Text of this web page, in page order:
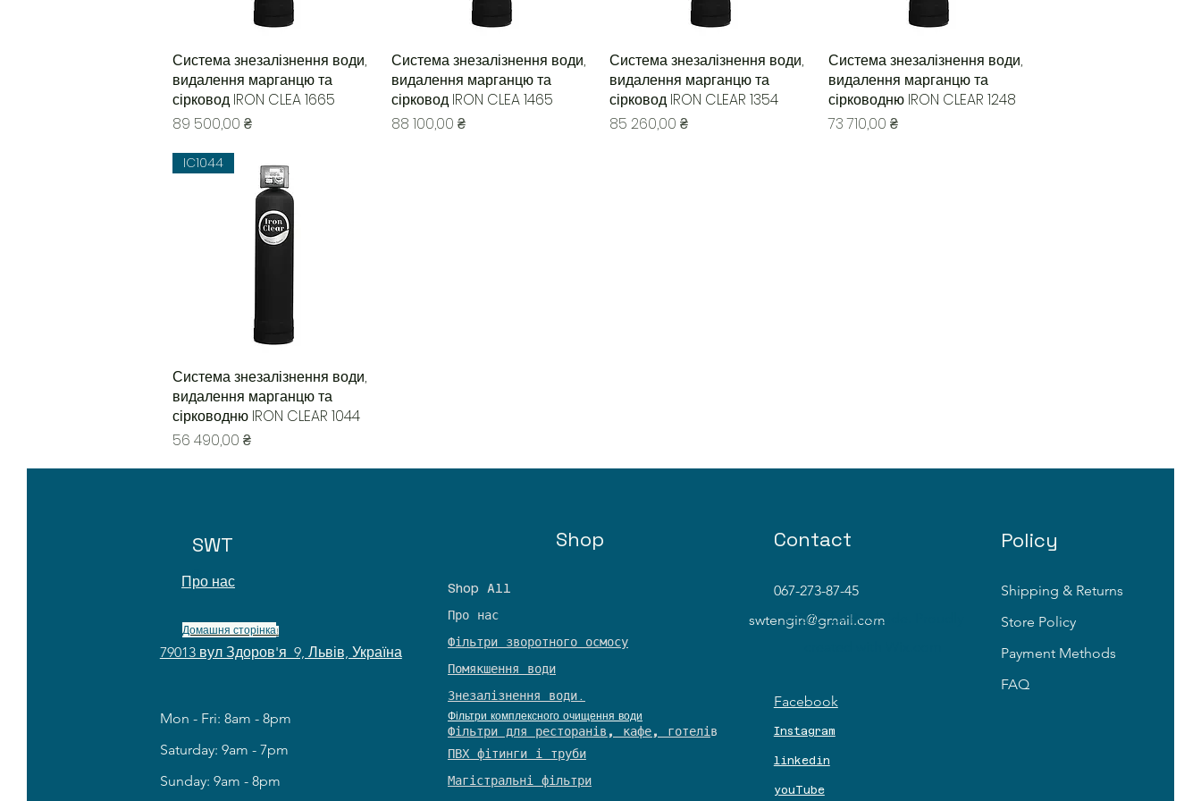
Быстрый просмотр
Система знезалізнення води,
видалення марганцю та
сірковод IRON CLEA 1665
Цена
89 500,00 ₴
Быстрый просмотр
Система знезалізнення води,
видалення марганцю та
сірковод IRON CLEA 1465
Цена
88 100,00 ₴
Быстрый просмотр
Система знезалізнення води,
видалення марганцю та
сірковод IRON CLEAR 1354
Цена
85 260,00 ₴
Быстрый просмотр
Система знезалізнення води,
видалення марганцю та
сірководню IRON CLEAR 1248
Цена
73 710,00 ₴
Быстрый просмотр
IC1044
Система знезалізнення води,
видалення марганцю та
сірководню IRON CLEAR 1044
Цена
56 490,00 ₴
SWT
Домашня сторінка!
79013 вул Здоров'я 9, Львів, Україна
Mon - Fri: 8am - 8pm
​​Saturday: 9am - 7pm
​Sunday: 9am - 8pm
Shop
Shop All
Про нас
Фільтри зворотного осмосу
Помякшення води
Знезалізнення води.
Фільтри комплексного очищення води
​Фільтри для ресторанів, кафе, готелі в
​ПВХ фітинги і труби
Магістральні фільтри
Contact
067-273-87-45
swtengin@gmail.com
Facebook
Instagram
linkedin
youTube
Policy
Shipping & Returns
Store Policy
Payment Methods
FAQ
Про нас
© 2023 by PoolSide. Proudly